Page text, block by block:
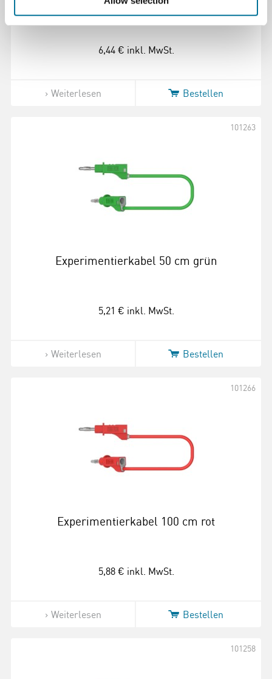
6,44 € inkl. MwSt.
Weiterlesen Bestellen
Experimentierkabel 50 cm grün
101263
5,21 € inkl. MwSt.
Weiterlesen Bestellen
Experimentierkabel 100 cm rot
101266
5,88 € inkl. MwSt.
Weiterlesen Bestellen
101258